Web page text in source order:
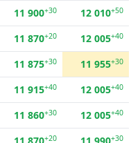
11 900+30 12 010+50
11 870+20 12 005+40
11 875+30 11 955+30
11 915+40 12 005+40
11 860+30 12 005+40
+20 +30